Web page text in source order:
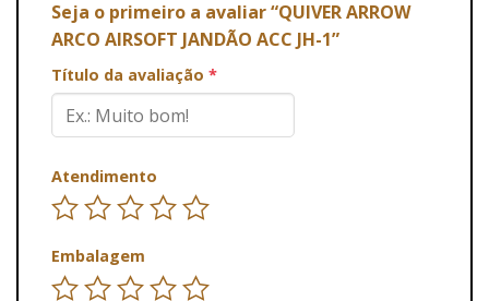
Seja o primeiro a avaliar “QUIVER ARROW
ARCO AIRSOFT JANDÃO ACC JH-1”
Título da avaliação *
Atendimento
Embalagem